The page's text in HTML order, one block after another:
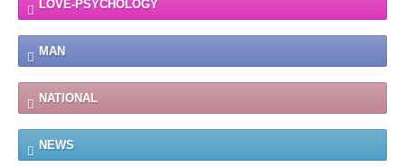
LOVE-PSYCHOLOGY
MAN
NATIONAL
NEWS